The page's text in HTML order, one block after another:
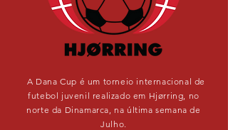
A Dana Cup é um torneio internacional de
futebol juvenil realizado em Hjørring, no
norte da Dinamarca, na última semana de
Julho.